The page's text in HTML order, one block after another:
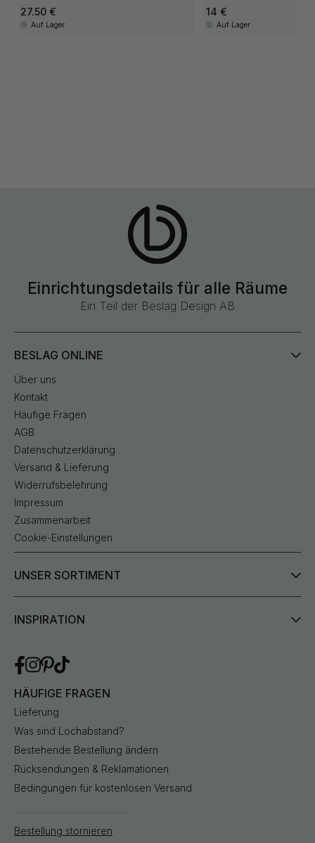
27.50
Auf Lager
14
Auf Lager
Einrichtungsdetails für alle Räume
Ein Teil der Beslag Design AB
BESLAG ONLINE
Über uns
Kontakt
Häufige Fragen
AGB
Datenschutzerklärung
Versand & Lieferung
Widerrufsbelehrung
Impressum
Zusammenarbeit
Cookie-Einstellungen
UNSER SORTIMENT
INSPIRATION
HÄUFIGE FRAGEN
Lieferung
Was sind Lochabstand?
Bestehende Bestellung ändern
Rücksendungen & Reklamationen
Bedingungen für kostenlosen Versand
Bestellung stornieren